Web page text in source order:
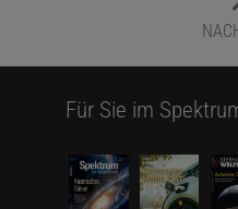
Für Sie im